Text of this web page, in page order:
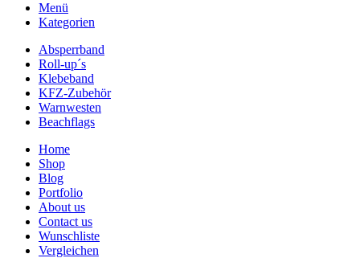
Menü
Kategorien
Absperrband
Roll-up´s
Klebeband
KFZ-Zubehör
Warnwesten
Beachflags
Home
Shop
Blog
Portfolio
About us
Contact us
Wunschliste
Vergleichen